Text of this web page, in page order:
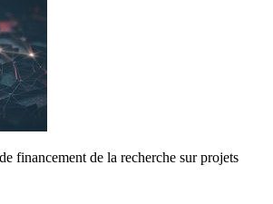
financement de la recherche sur projets